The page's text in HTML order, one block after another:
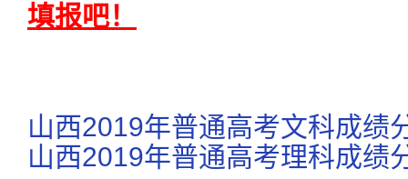
填报吧！
山西2019年普通高考文科成绩
山西2019年普通高考理科成绩